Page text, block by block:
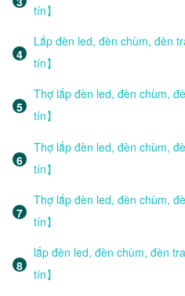
tín】
Lắp đèn led, đèn chùm, đèn
tín】
Thợ lắp đèn led, đèn chùm,
tín】
Thợ lắp đèn led, đèn chùm,
tín】
Thợ lắp đèn led, đèn chùm,
tín】
lắp đèn led, đèn chùm, đèn
tín】